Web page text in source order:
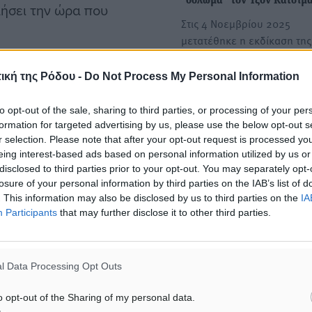
της Ρόδου - Do Not Process My Personal Information
opt-out of the sale, sharing to third parties, or processing of your
for targeted advertising by us, please use the below opt-out
selection. Please note that after your opt-out request is processed
interest-based ads based on personal information utilized by us
to third parties prior to your opt-out. You may separately
of your personal information by third parties on the IAB’s list of
This information may also be disclosed by us to third parties on the
Participants that may further disclose it to other third parties.
Data Processing Opt Outs
opt-out of the Sharing of my personal data.
την ώρα που
η γυναίκα προσέφυγε
λίγες εβδομάδες
μέσω γνωστής
σύνδεση. Στην
της συστήθηκε ως
συνέχεια, φέρεται να
πρόσχημα επενδυτικών
είχε ασχοληθεί
που λειτούργησε
σε
Στις 4 Νοεμβρίου 2025
μετατέθηκε η εκδίκαση της
στην…
Phishing με δόλωμα
ψεύτικη σελίδα τράπεζας
λογαριασμό 19χρονης στη
Η νέα καταγγελία που
καταγράφεται στη Ρόδο
καθαρό τρόπο τον…